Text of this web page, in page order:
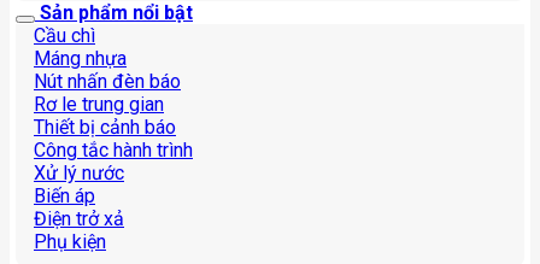
Sản phẩm nổi bật
Cầu chì
Máng nhựa
Nút nhấn đèn báo
Rơ le trung gian
Thiết bị cảnh báo
Công tắc hành trình
Xử lý nước
Biến áp
Điện trở xả
Phụ kiện